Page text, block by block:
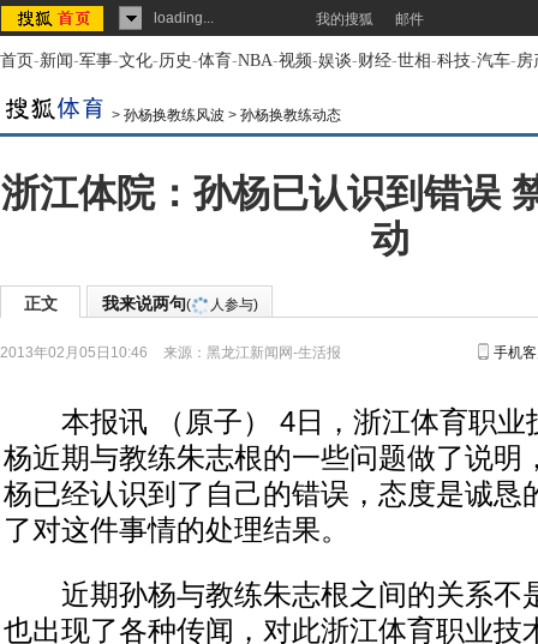
loading... 我的搜狐 邮件
首页-新闻-军事-文化-历史-体育-NBA-视频-娱谈-财经-世相-科技-汽车-房
> 孙杨换教练风波 > 孙杨换教练动态
浙江体院：孙杨已认识到错误
动
正文 我来说两句( 人参与)
2013年02月05日10:46 来源： 黑龙江新闻网-生活报 手机
本报讯 （原子） 4日，浙江体育职业
杨近期与教练朱志根的一些问题做了说明
杨已经认识到了自己的错误，态度是诚恳
了对这件事情的处理结果。
近期孙杨与教练朱志根之间的关系不
也出现了各种传闻，对此浙江体育职业技